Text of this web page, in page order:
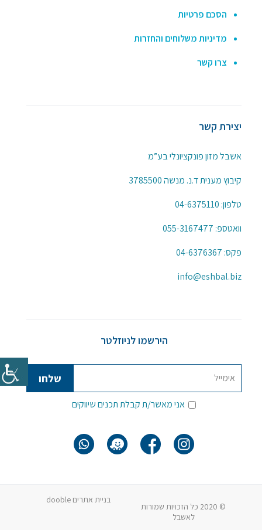
הסכם פרטיות
מדיניות משלוחים והחזרות
צרו קשר
יצירת קשר
אשבל מזון פונקציונלי בע”מ
קיבוץ מענית ד.נ. מנשה 3785500
טלפון: 04-6375110
וואטספ: 055-3167477
פקס: 04-6376367
info@eshbal.biz
הירשמו לניוזלטר
אני מאשר/ת קבלת תכנים שיווקים
בניית אתרים dooble
© 2020 כל הזכויות שמורות
לאשבל